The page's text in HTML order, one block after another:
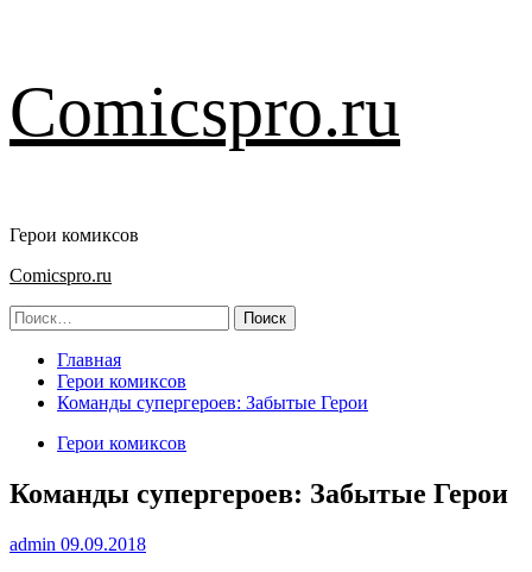
к
содержимому
Comicspro.ru
Герои комиксов
Основное
Comicspro.ru
Найти:
Главная
Герои комиксов
Команды супергероев: Забытые Герои
Герои комиксов
Команды супергероев: Забытые Герои
admin 09.09.2018